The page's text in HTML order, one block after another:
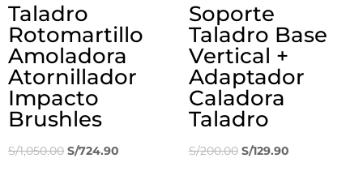
Taladro
Rotomartillo
Amoladora
Atornillador
Impacto
Brushles
S/1,050.00 El
S/724.90
Soporte
Taladro Base
Vertical +
Adaptador
Caladora
Taladro
S/200.00 El
S/129.90El